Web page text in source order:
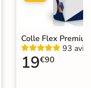
Colle Flex
93 avis
19€90